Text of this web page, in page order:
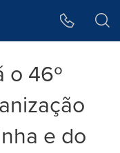
o 46º
e do